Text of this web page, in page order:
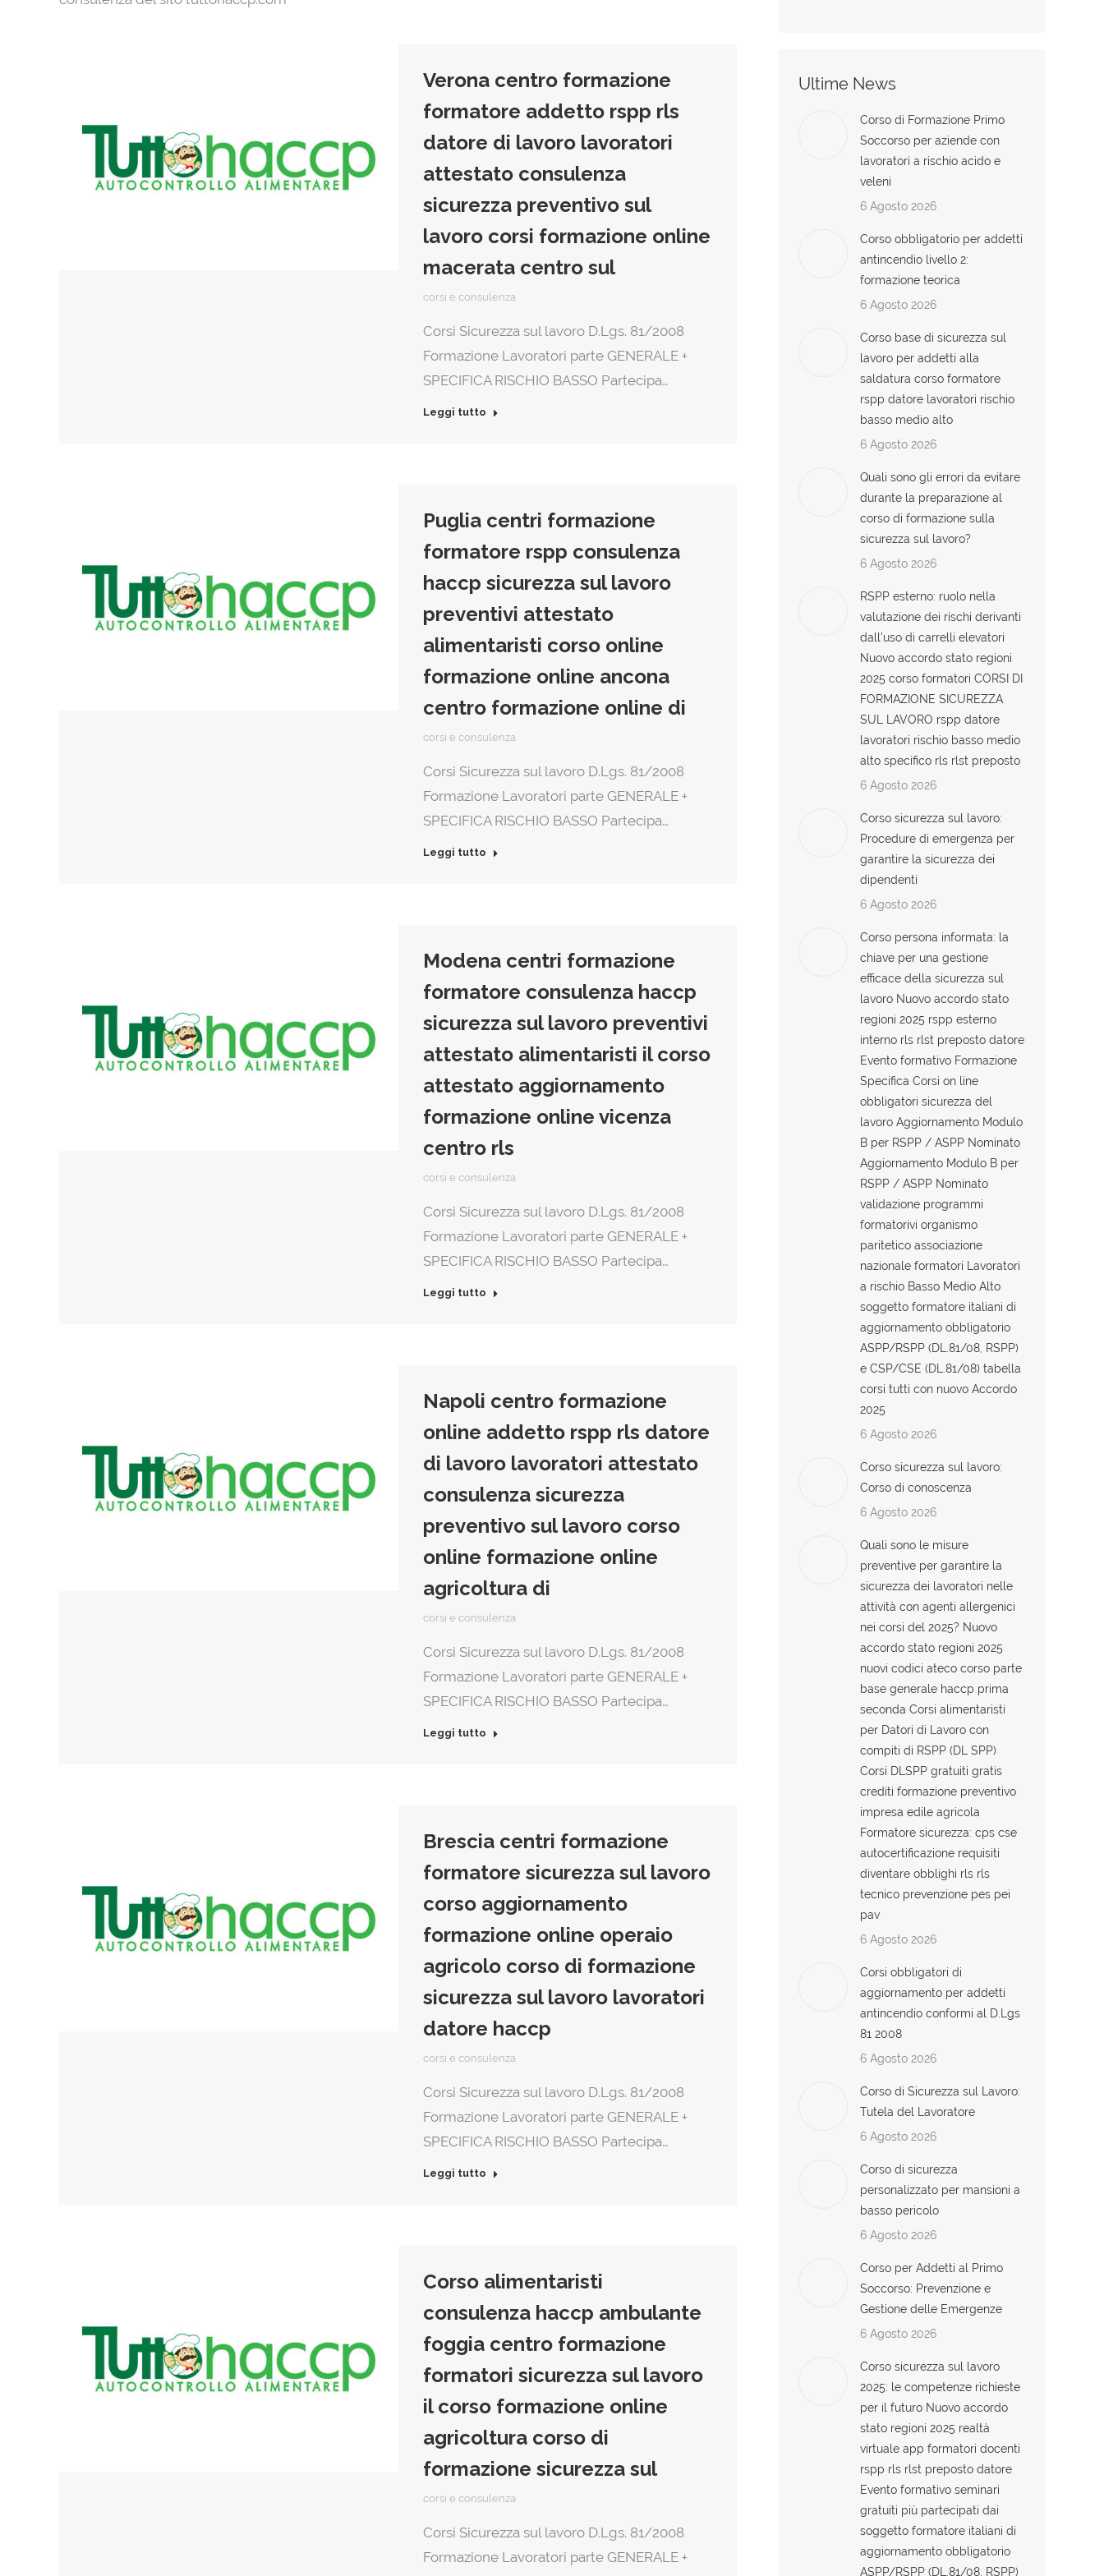
Verona centro formazione
formatore addetto rspp rls
datore di lavoro lavoratori
attestato consulenza
sicurezza preventivo sul
lavoro corsi formazione online
macerata centro sul
corsi e consulenza
Corsi Sicurezza sul lavoro D.Lgs. 81/2008
Formazione Lavoratori parte GENERALE +
SPECIFICA RISCHIO BASSO Partecipa…
Leggi tutto
Puglia centri formazione
formatore rspp consulenza
haccp sicurezza sul lavoro
preventivi attestato
alimentaristi corso online
formazione online ancona
centro formazione online di
corsi e consulenza
Corsi Sicurezza sul lavoro D.Lgs. 81/2008
Formazione Lavoratori parte GENERALE +
SPECIFICA RISCHIO BASSO Partecipa…
Leggi tutto
Modena centri formazione
formatore consulenza haccp
sicurezza sul lavoro preventivi
attestato alimentaristi il corso
attestato aggiornamento
formazione online vicenza
centro rls
corsi e consulenza
Corsi Sicurezza sul lavoro D.Lgs. 81/2008
Formazione Lavoratori parte GENERALE +
SPECIFICA RISCHIO BASSO Partecipa…
Leggi tutto
Napoli centro formazione
online addetto rspp rls datore
di lavoro lavoratori attestato
consulenza sicurezza
preventivo sul lavoro corso
online formazione online
agricoltura di
corsi e consulenza
Corsi Sicurezza sul lavoro D.Lgs. 81/2008
Formazione Lavoratori parte GENERALE +
SPECIFICA RISCHIO BASSO Partecipa…
Leggi tutto
Brescia centri formazione
formatore sicurezza sul lavoro
corso aggiornamento
formazione online operaio
agricolo corso di formazione
sicurezza sul lavoro lavoratori
datore haccp
corsi e consulenza
Corsi Sicurezza sul lavoro D.Lgs. 81/2008
Formazione Lavoratori parte GENERALE +
SPECIFICA RISCHIO BASSO Partecipa…
Leggi tutto
Corso alimentaristi
consulenza haccp ambulante
foggia centro formazione
formatori sicurezza sul lavoro
il corso formazione online
agricoltura corso di
formazione sicurezza sul
corsi e consulenza
Corsi Sicurezza sul lavoro D.Lgs. 81/2008
Formazione Lavoratori parte GENERALE +
Ultime News
Corso di Formazione Primo
Soccorso per aziende con
lavoratori a rischio acido e
veleni
6 Agosto 2026
Corso obbligatorio per addetti
antincendio livello 2:
formazione teorica
6 Agosto 2026
Corso base di sicurezza sul
lavoro per addetti alla
saldatura corso formatore
rspp datore lavoratori rischio
basso medio alto
6 Agosto 2026
Quali sono gli errori da evitare
durante la preparazione al
corso di formazione sulla
sicurezza sul lavoro?
6 Agosto 2026
RSPP esterno: ruolo nella
valutazione dei rischi derivanti
dall’uso di carrelli elevatori
Nuovo accordo stato regioni
2025 corso formatori CORSI DI
FORMAZIONE SICUREZZA
SUL LAVORO rspp datore
lavoratori rischio basso medio
alto specifico rls rlst preposto
6 Agosto 2026
Corso sicurezza sul lavoro:
Procedure di emergenza per
garantire la sicurezza dei
dipendenti
6 Agosto 2026
Corso persona informata: la
chiave per una gestione
efficace della sicurezza sul
lavoro Nuovo accordo stato
regioni 2025 rspp esterno
interno rls rlst preposto datore
Evento formativo Formazione
Specifica Corsi on line
obbligatori sicurezza del
lavoro Aggiornamento Modulo
B per RSPP / ASPP Nominato
Aggiornamento Modulo B per
RSPP / ASPP Nominato
validazione programmi
formatorivi organismo
paritetico associazione
nazionale formatori Lavoratori
a rischio Basso Medio Alto
soggetto formatore italiani di
aggiornamento obbligatorio
ASPP/RSPP (DL.81/08, RSPP)
e CSP/CSE (DL.81/08) tabella
corsi tutti con nuovo Accordo
2025
6 Agosto 2026
Corso sicurezza sul lavoro:
Corso di conoscenza
6 Agosto 2026
Quali sono le misure
preventive per garantire la
sicurezza dei lavoratori nelle
attività con agenti allergenici
nei corsi del 2025? Nuovo
accordo stato regioni 2025
nuovi codici ateco corso parte
base generale haccp prima
seconda Corsi alimentaristi
per Datori di Lavoro con
compiti di RSPP (DL SPP)
Corsi DLSPP gratuiti gratis
crediti formazione preventivo
impresa edile agricola
Formatore sicurezza: cps cse
autocertificazione requisiti
diventare obblighi rls rls
tecnico prevenzione pes pei
pav
6 Agosto 2026
Corsi obbligatori di
aggiornamento per addetti
antincendio conformi al D.Lgs
81 2008
6 Agosto 2026
Corso di Sicurezza sul Lavoro:
Tutela del Lavoratore
6 Agosto 2026
Corso di sicurezza
personalizzato per mansioni a
basso pericolo
6 Agosto 2026
Corso per Addetti al Primo
Soccorso: Prevenzione e
Gestione delle Emergenze
6 Agosto 2026
Corso sicurezza sul lavoro
2025: le competenze richieste
per il futuro Nuovo accordo
stato regioni 2025 realtà
virtuale app formatori docenti
rspp rls rlst preposto datore
Evento formativo seminari
gratuiti più partecipati dai
soggetto formatore italiani di
aggiornamento obbligatorio
ASPP/RSPP (DL.81/08, RSPP)